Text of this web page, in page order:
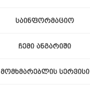
საინფორმაციო
ჩემი ანგარიში
მომხმარებლის სერვისი